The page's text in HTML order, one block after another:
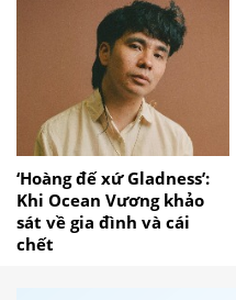
‘Hoàng đế xứ Gladness’:
Khi Ocean Vương khảo
sát về gia đình và cái
chết